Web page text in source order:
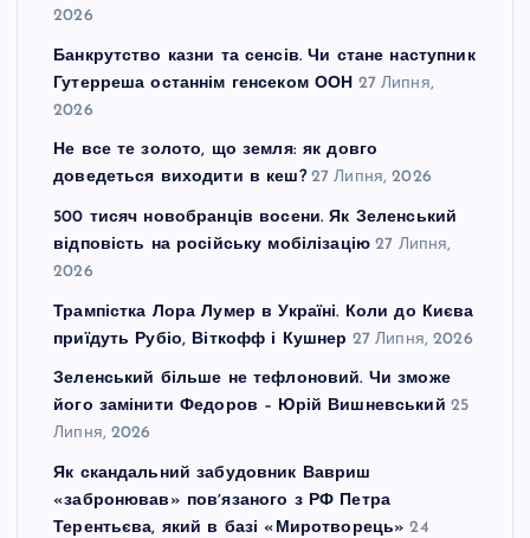
2026
Банкрутство казни та сенсів. Чи стане наступник
Гутерреша останнім генсеком ООН 27 Липня,
2026
Не все те золото, що земля: як довго
доведеться виходити в кеш? 27 Липня, 2026
500 тисяч новобранців восени. Як Зеленський
відповість на російську мобілізацію 27 Липня,
2026
Трампістка Лора Лумер в Україні. Коли до Києва
приїдуть Рубіо, Віткофф і Кушнер 27 Липня, 2026
Зеленський більше не тефлоновий. Чи зможе
його замінити Федоров – Юрій Вишневський 25
Липня, 2026
Як скандальний забудовник Вавриш
«забронював» повʼязаного з РФ Петра
Терентьєва, який в базі «Миротворець» 24